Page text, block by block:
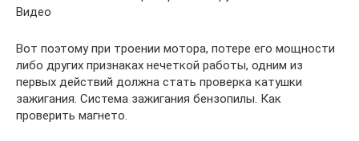
Видео
Вот поэтому при троении мотора, потере его мощности
либо других признаках нечеткой работы, одним из
первых действий должна стать проверка катушки
зажигания. Система зажигания бензопилы. Как
проверить магнето.